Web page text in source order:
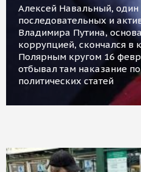
Алексей Навальный, один
последовательных и
Владимира Путина,
коррупцией, скончался в
Полярным кругом 16
отбывал там наказание
политических статей